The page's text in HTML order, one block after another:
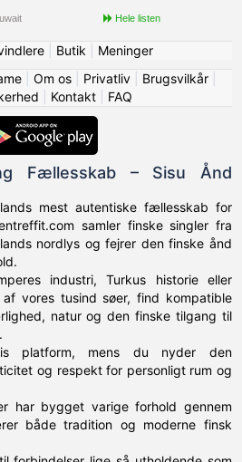
Hele listen
| Butik
Meninger
| Om os| Privatliv| Brugsvilkår|
Kontakt| FAQ
Fællesskab – Sisu Ånd
mest autentiske fællesskab for
samler finske singler fra
nordlys og fejrer den finske ånd
industri, Turkus historie eller
vores tusind søer, find kompatible
natur og den finske tilgang til
platform, mens du nyder den
og respekt for personligt rum og
har bygget varige forhold gennem
både tradition og moderne finsk